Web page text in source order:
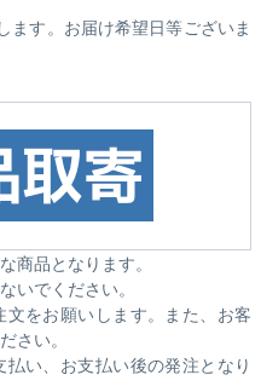
ます。お届け希望日等ございま
商品となります。
いでください。
をお願いします。また、お客
さい。
い、お支払い後の発注となり